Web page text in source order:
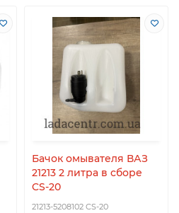
Бачок омывателя ВАЗ
21213 2 литра в сборе
CS-20
21213-5208102 CS-20